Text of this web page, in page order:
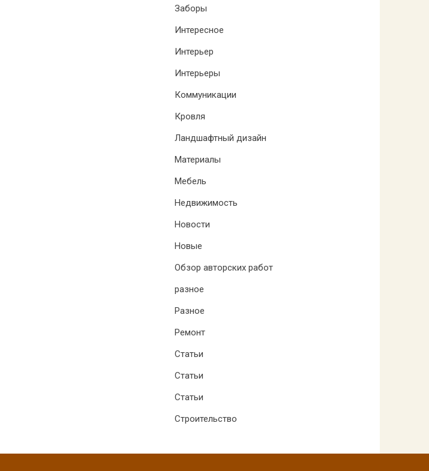
Заборы
Интересное
Интерьер
Интерьеры
Коммуникации
Кровля
Ландшафтный дизайн
Материалы
Мебель
Недвижимость
Новости
Новые
Обзор авторских работ
разное
Разное
Ремонт
Статьи
Статьи
Статьи
Строительство